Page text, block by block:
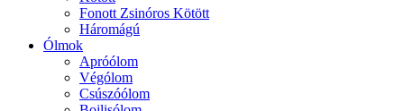
Fonott Zsinóros Kötött
Háromágú
Ólmok
Apróólom
Végólom
Csúszóólom